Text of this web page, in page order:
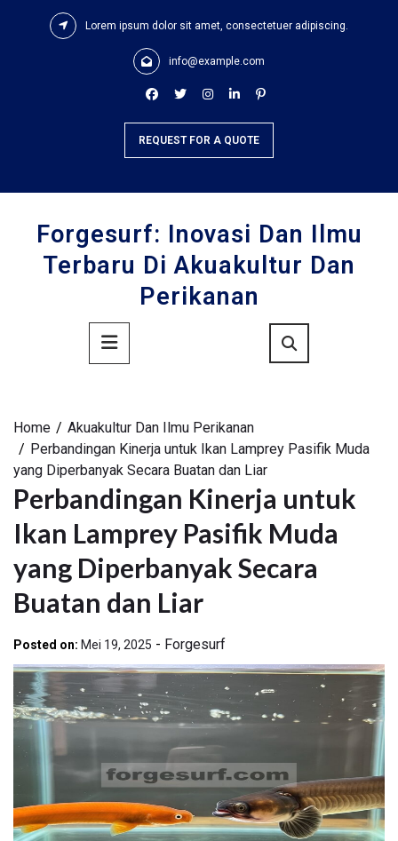
Lorem ipsum dolor sit amet, consectetuer adipiscing.
info@example.com
REQUEST FOR A QUOTE
Forgesurf: Inovasi Dan Ilmu
Terbaru Di Akuakultur Dan
Perikanan
Primary
Menu
Home
Akuakultur Dan Ilmu Perikanan
Perbandingan Kinerja untuk Ikan Lamprey Pasifik Muda
yang Diperbanyak Secara Buatan dan Liar
Perbandingan Kinerja untuk
Ikan Lamprey Pasifik Muda
yang Diperbanyak Secara
Buatan dan Liar
Posted on: Mei 19, 2025 - Forgesurf